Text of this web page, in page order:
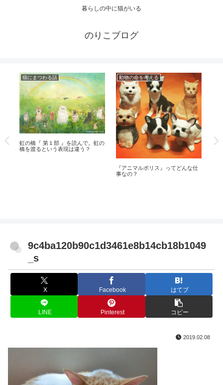
暮らしの中に猫がいる
のりこブログ
猫にまつわる話
虹の橋『 第１部 』を読んで。虹の
橋を渡るという表現は違う？
動物の命を考える
『アニマルポリス』ってどんな仕
事なの？
9c4ba120b90c1d3461e8b14cb18b1049
_s
X Facebook はてブ
LINE Pinterest コピー
2019.02.08